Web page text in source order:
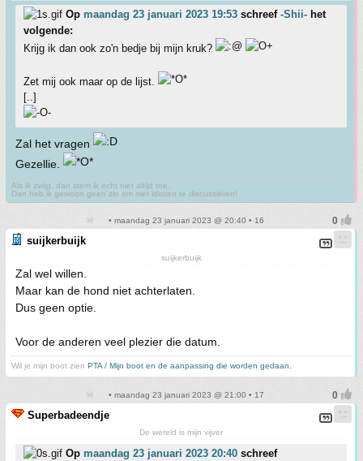
Op maandag 23 januari 2023 19:53 schreef -Shii- het
volgende:
Krijg ik dan ook zo'n bedje bij mijn kruk?
Zet mij ook maar op de lijst.
[..]
Zal het vragen
Gezellie.
Als ik zwijg, dan stem ik echt niet altijd toe.
Dan heb ik gewoon geen zin om met idioten te discussiëren!
• maandag 23 januari 2023 @ 20:40 • 16
suijkerbuijk
suijkerbuijk
Zal wel willen.
Maar kan de hond niet achterlaten.
Dus geen optie.
Voor de anderen veel plezier die datum.
Wil je mijn boot zien PTA / Mijn boot en de aanpassing die worden gedaan.
• maandag 23 januari 2023 @ 21:00 • 17
Superbadeendje
De wereld is mijn vijver
Op maandag 23 januari 2023 20:40 schreef